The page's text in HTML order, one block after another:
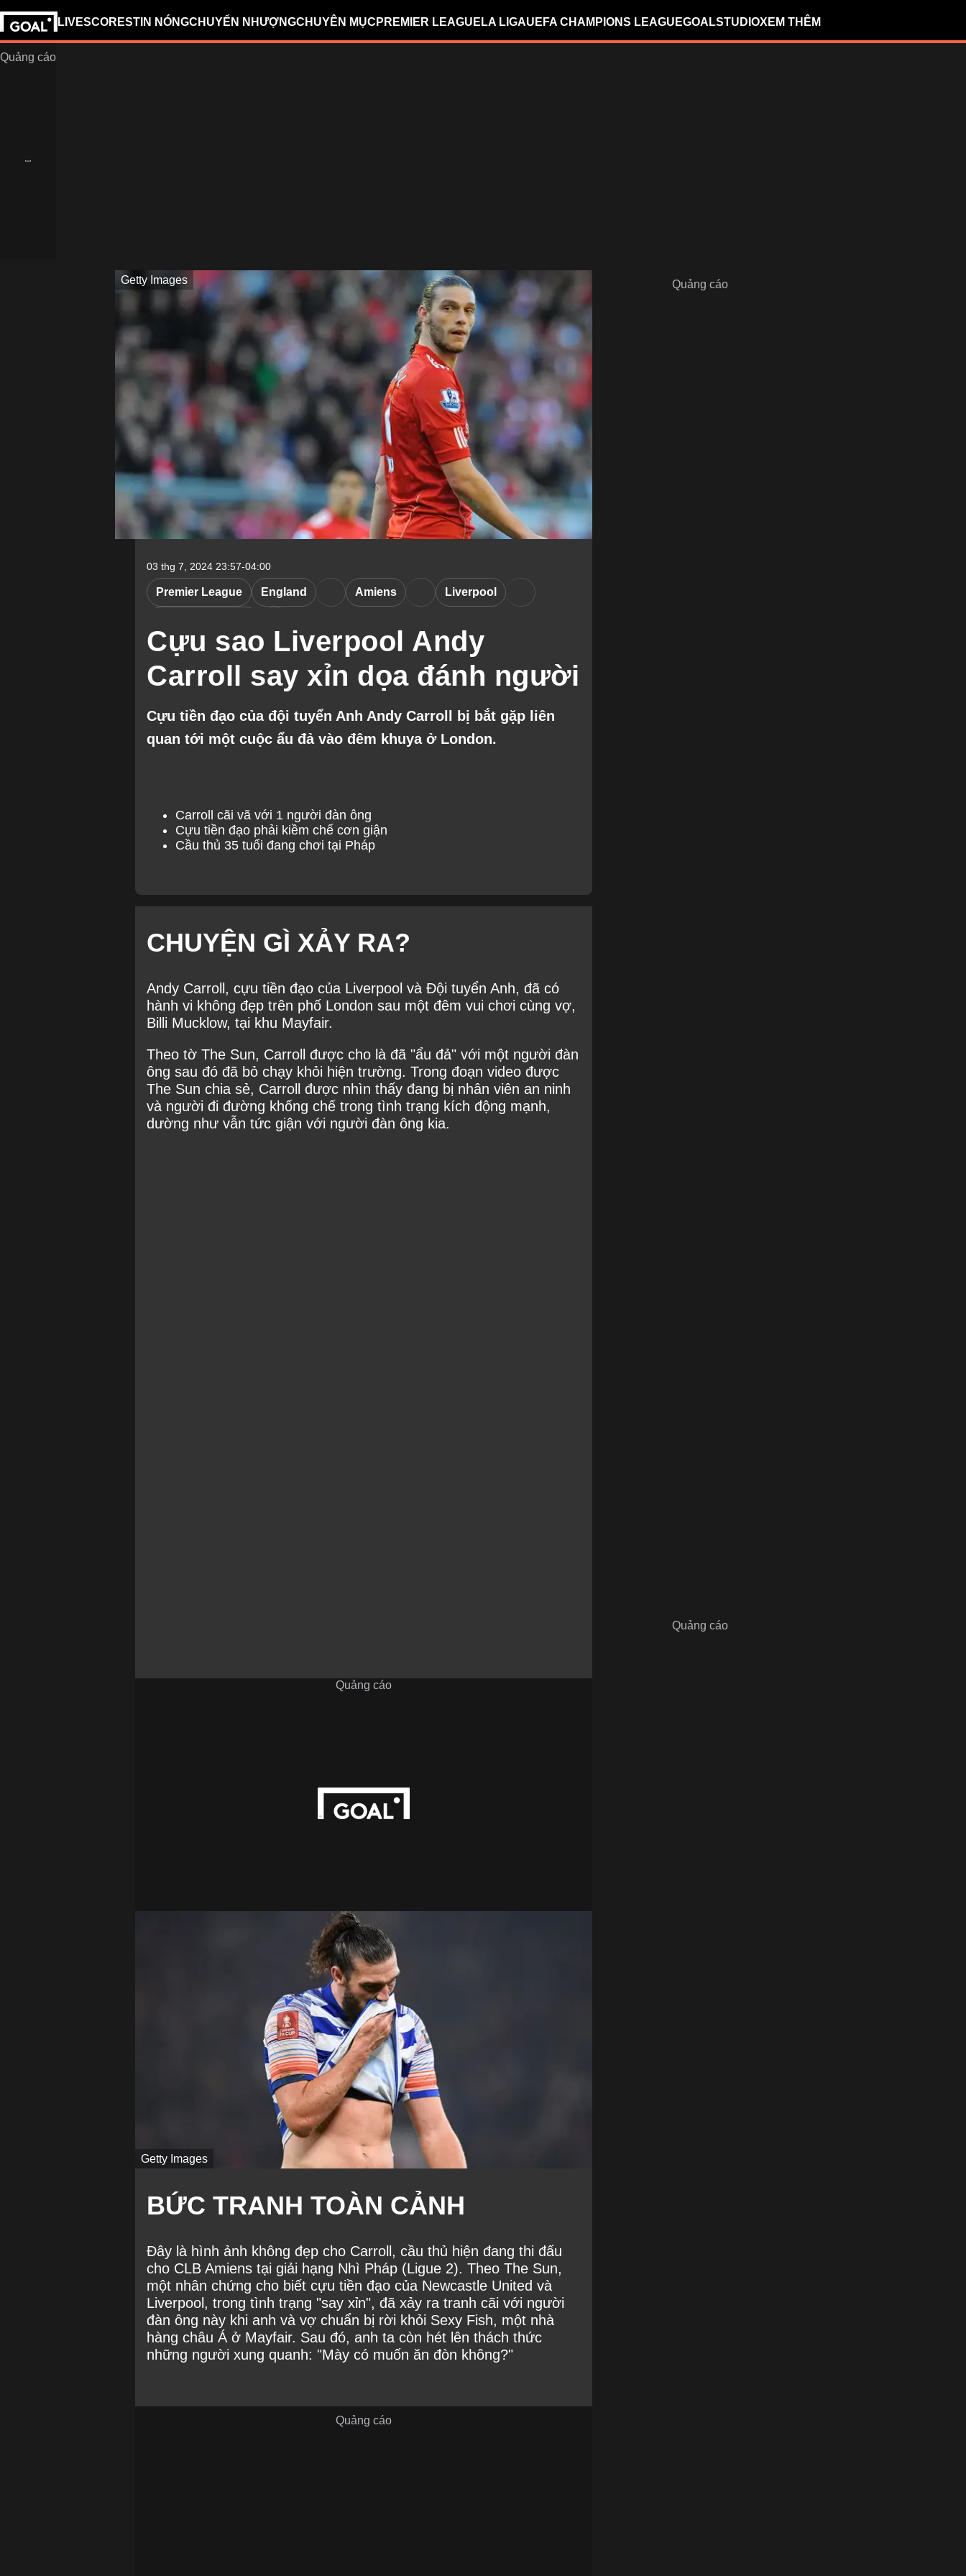
LIVESCORESTIN NÓNGCHUYỂN NHƯỢNGCHUYÊN MỤC PREMIER LEAGUE LA LIGAUEFA CHAMPIONS LEAGUEGOALSTUDIOXEM THÊM
Getty Images
03 thg 7, 2024 23:57-04:00
Cựu sao Liverpool Andy
Carroll say xỉn dọa đánh người
Premier League England Amiens Liverpool
Cựu tiền đạo của đội tuyển Anh Andy Carroll bị bắt gặp liên
quan tới một cuộc ẩu đả vào đêm khuya ở London.
Carroll cãi vã với 1 người đàn ông
Cựu tiền đạo phải kiềm chế cơn giận
Cầu thủ 35 tuổi đang chơi tại Pháp
CHUYỆN GÌ XẢY RA?
Andy Carroll, cựu tiền đạo của Liverpool và Đội tuyển Anh, đã có
hành vi không đẹp trên phố London sau một đêm vui chơi cùng vợ,
Billi Mucklow, tại khu Mayfair.
Theo tờ The Sun, Carroll được cho là đã "ẩu đả" với một người đàn
ông sau đó đã bỏ chạy khỏi hiện trường. Trong đoạn video được
The Sun chia sẻ, Carroll được nhìn thấy đang bị nhân viên an ninh
và người đi đường khống chế trong tình trạng kích động mạnh,
dường như vẫn tức giận với người đàn ông kia.
Quảng cáo
Getty Images
BỨC TRANH TOÀN CẢNH
Đây là hình ảnh không đẹp cho Carroll, cầu thủ hiện đang thi đấu
cho CLB Amiens tại giải hạng Nhì Pháp (Ligue 2). Theo The Sun,
một nhân chứng cho biết cựu tiền đạo của Newcastle United và
Liverpool, trong tình trạng "say xỉn", đã xảy ra tranh cãi với người
đàn ông này khi anh và vợ chuẩn bị rời khỏi Sexy Fish, một nhà
hàng châu Á ở Mayfair. Sau đó, anh ta còn hét lên thách thức
những người xung quanh: "Mày có muốn ăn đòn không?"